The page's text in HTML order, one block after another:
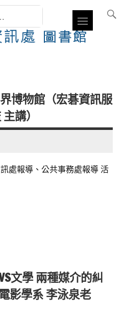
界博物館（宏碁資訊服
講）
處報導、公共事務處報導 活
文學 兩種媒介的糾
影學系 李泳泉老